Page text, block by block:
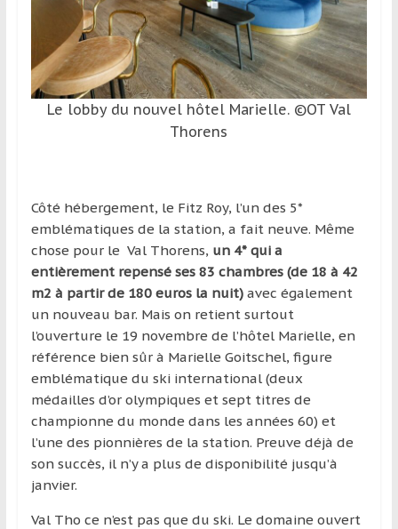
Le lobby du nouvel hôtel Marielle. ©OT Val
Thorens
Côté hébergement, le Fitz Roy, l’un des 5*
emblématiques de la station, a fait neuve. Même
chose pour le Val Thorens, un 4* qui a
entièrement repensé ses 83 chambres (de 18 à 42
m2 à partir de 180 euros la nuit)avec également
un nouveau bar. Mais on retient surtout
l’ouverture le 19 novembre de l’hôtel Marielle, en
référence bien sûr à Marielle Goitschel, figure
emblématique du ski international (deux
médailles d’or olympiques et sept titres de
championne du monde dans les années 60) et
l’une des pionnières de la station. Preuve déjà de
son succès, il n’y a plus de disponibilité jusqu’à
janvier.
Val Tho ce n’est pas que du ski. Le domaine ouvert